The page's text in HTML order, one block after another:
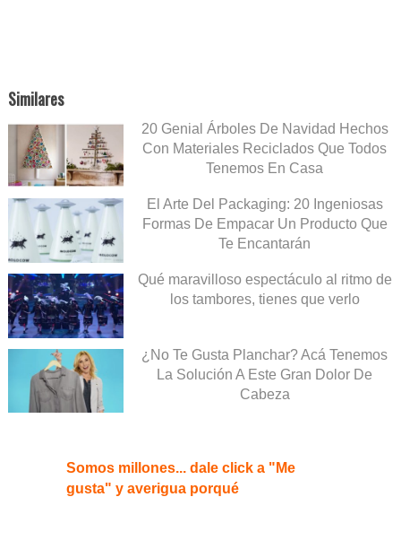
Similares
20 Genial Árboles De Navidad Hechos
Con Materiales Reciclados Que Todos
Tenemos En Casa
El Arte Del Packaging: 20 Ingeniosas
Formas De Empacar Un Producto Que
Te Encantarán
Qué maravilloso espectáculo al ritmo de
los tambores, tienes que verlo
¿No Te Gusta Planchar? Acá Tenemos
La Solución A Este Gran Dolor De
Cabeza
Somos millones... dale click a "Me
gusta" y averigua porqué